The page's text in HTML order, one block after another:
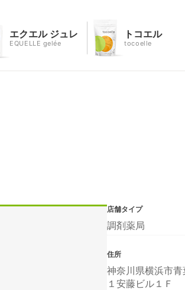
エクエル ジュレ
EQUELLE gelée
トコエル
tocoelle
店舗タイプ
調剤薬局
住所
神奈川県横浜市
１安藤ビル１Ｆ